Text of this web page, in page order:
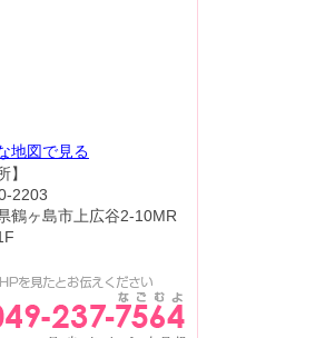
地図で見る
】
2203
鶴ヶ島市上広谷2-10MR